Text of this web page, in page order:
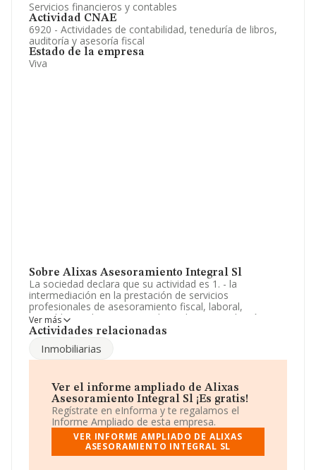
Servicios financieros y contables
Actividad CNAE
6920 - Actividades de contabilidad, teneduría de libros,
auditoría y asesoría fiscal
Estado de la empresa
Viva
Sobre Alixas Asesoramiento Integral Sl
La sociedad declara que su actividad es 1. - la
intermediación en la prestación de servicios
profesionales de asesoramiento fiscal, laboral,
contable, juridico y mercantil.- 2. - la intermediación
inmobiliaria.- 3. - así como agente de entidades de
Mercantil como Sociedad Limitada. Tiene CNAE: 6920 -
'Actividades de contabilidad, teneduría de libros,
importación y/o exportación.
El número de empleados ha sido el mismo con respecto
al 2023 y teniendo en cuenta la información disponible
en INFORMA, ha dispuesto de un número de
empleados por encima de la media de sector.
Ver más
Actividades relacionadas
Inmobiliarias
Ver el informe ampliado de Alixas
Asesoramiento Integral Sl ¡Es gratis!
Regístrate en eInforma y te regalamos el
Informe Ampliado de esta empresa.
VER INFORME AMPLIADO DE ALIXAS
ASESORAMIENTO INTEGRAL SL